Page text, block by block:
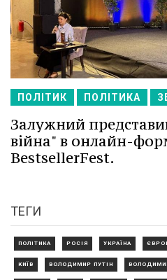
ПОЛІТИК ПОЛІТИКА
Залужний
війна" в онлайн-
BestsellerFest.
ТЕГИ
ПОЛІТИКА РОСІЯ УКРАЇНА
КИЇВ ВОЛОДИМИР ПУТІН